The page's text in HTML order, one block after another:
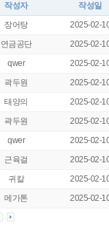
작성자 작성일
장어탕 2025-02-
연금공단 2025-02-
qwer 2025-02-
곽두원 2025-02-
태양의 2025-02-
곽두원 2025-02-
qwer 2025-02-
근육걸 2025-02-
귀칼 2025-02-
메가톤 2025-02-